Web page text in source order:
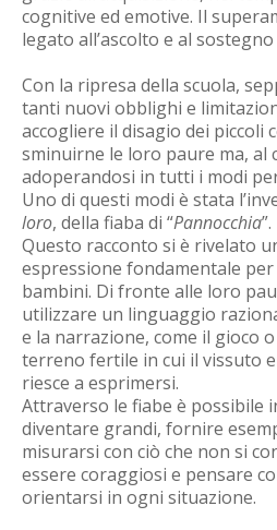
cognitive ed emotive. Il
legato all’ascolto e al
Con la ripresa della scuola,
tanti nuovi obblighi e
accogliere il disagio dei piccoli
sminuirne le loro paure ma, al
adoperandosi in tutti i modi
Uno di questi modi è stata
loro, della fiaba di “Pannocchia”.
Questo racconto si è rivelato
espressione fondamentale
bambini. Di fronte alle loro
utilizzare un linguaggio
e la narrazione, come il gioco
terreno fertile in cui il vissuto
riesce a esprimersi.
Attraverso le fiabe è possibile
diventare grandi, fornire
misurarsi con ciò che non si
essere coraggiosi e pensare
orientarsi in ogni situazione.